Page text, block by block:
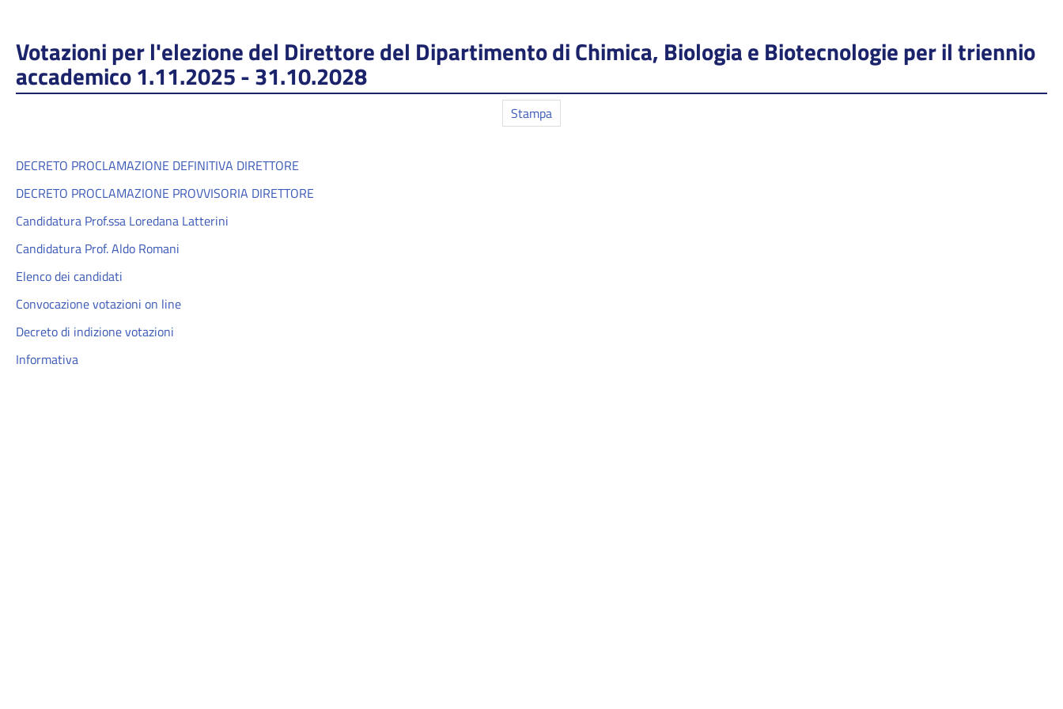
Votazioni per l'elezione del Direttore del Dipartimento di Chimica, Biologia e Biotecnologie per il triennio
accademico 1.11.2025 - 31.10.2028
Stampa
DECRETO PROCLAMAZIONE DEFINITIVA DIRETTORE
DECRETO PROCLAMAZIONE PROVVISORIA DIRETTORE
Candidatura Prof.ssa Loredana Latterini
Candidatura Prof. Aldo Romani
Elenco dei candidati
Convocazione votazioni on line
Decreto di indizione votazioni
Informativa